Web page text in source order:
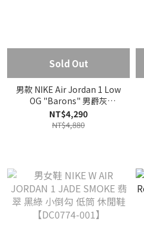
Sold Out
男款 NIKE Air Jordan 1 Low
OG "Barons" 男爵灰
【CZ0790-110】
NT$4,290
NT$4,880